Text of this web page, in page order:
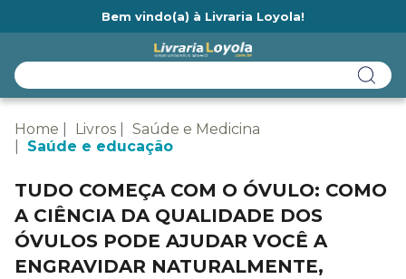
Bem vindo(a) à Livraria Loyola!
Home Livros
Saúde e Medicina
Saúde e educação
TUDO COMEÇA COM O ÓVULO: COMO
A CIÊNCIA DA QUALIDADE DOS
ÓVULOS PODE AJUDAR VOCÊ A
ENGRAVIDAR NATURALMENTE,